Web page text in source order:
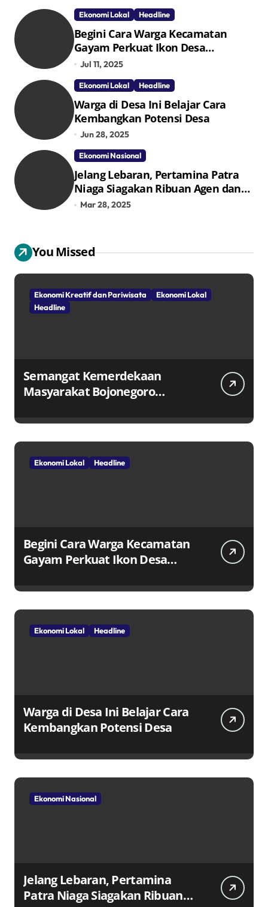
Ekonomi Lokal Headline
Begini Cara Warga Kecamatan
Gayam Perkuat Ikon Desa
Penggerak Ekonomi Lokal Melalui
Jul 11, 2025
Ekonomi Lokal Headline
Warga di Desa Ini Belajar Cara
Kembangkan Potensi Desa
Jun 28, 2025
Ekonomi Nasional
Jelang Lebaran, Pertamina Patra
Niaga Siagakan Ribuan Agen dan
Pangkalan LPG 3 Kg
Mar 28, 2025
You Missed
Ekonomi Kreatif dan Pariwisata
Ekonomi Lokal
Headline
Semangat Kemerdekaan
Masyarakat Bojonegoro
Ekonomi Lokal Headline
Begini Cara Warga Kecamatan
Gayam Perkuat Ikon Desa
Melalui TPID
Ekonomi Lokal Headline
Warga di Desa Ini Belajar Cara
Kembangkan Potensi Desa
Ekonomi Nasional
Jelang Lebaran, Pertamina
Patra Niaga Siagakan Ribuan